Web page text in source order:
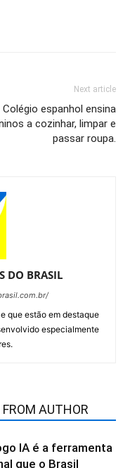
Next article
Colégio espanhol ensina
a cozinhar, limpar e
passar roupa.
DO BRASIL
que estão em destaque
especialmente
FROM AUTHOR
IA é a ferramenta
que o Brasil